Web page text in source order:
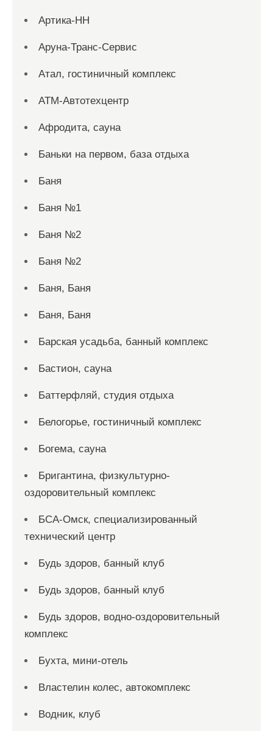
Артика-НН
Аруна-Транс-Сервис
Атал, гостиничный комплекс
АТМ-Автотехцентр
Афродита, сауна
Баньки на первом, база отдыха
Баня
Баня №1
Баня №2
Баня №2
Баня, Баня
Баня, Баня
Барская усадьба, банный комплекс
Бастион, сауна
Баттерфляй, студия отдыха
Белогорье, гостиничный комплекс
Богема, сауна
Бригантина, физкультурно-
оздоровительный комплекс
БСА-Омск, специализированный
технический центр
Будь здоров, банный клуб
Будь здоров, банный клуб
Будь здоров, водно-оздоровительный
комплекс
Бухта, мини-отель
Властелин колес, автокомплекс
Водник, клуб